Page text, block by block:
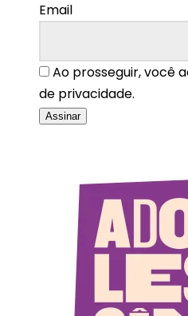
Email
Ao prosseguir, você
de privacidade.